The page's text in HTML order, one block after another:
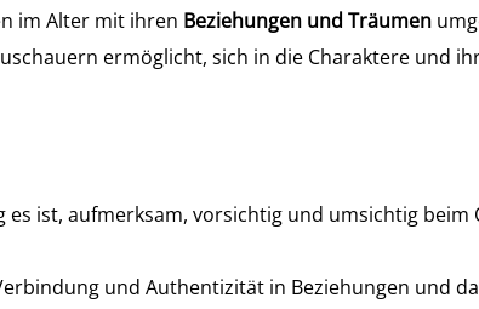
im Alter mit ihren Beziehungen und Träumen
ermöglicht, sich in die Charaktere und
es ist, aufmerksam, vorsichtig und umsichtig
und Authentizität in Beziehungen und